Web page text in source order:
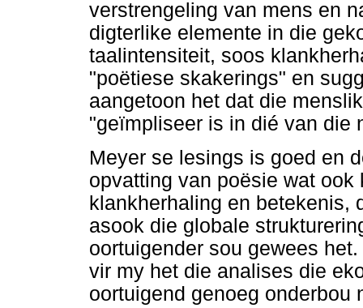
verstrengeling van mens en
digterlike elemente in die
taalintensiteit, soos
"poëtiese skakerings" en
aangetoon het dat die
"geïmpliseer is in dié van die
Meyer se lesings is goed en
opvatting van poësie wat
klankherhaling en betekenis,
asook die globale
oortuigender sou gewees
vir my het die analises die
oortuigend genoeg onderbou